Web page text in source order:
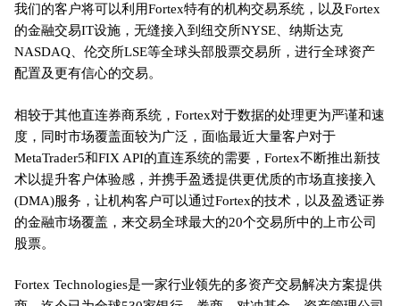
我们的客户将可以利用Fortex特有的机构交易系统，以及Fortex
的金融交易IT设施，无缝接入到纽交所NYSE、纳斯达克
NASDAQ、伦交所LSE等全球头部股票交易所，进行全球资产
配置及更有信心的交易。
相较于其他直连券商系统，Fortex对于数据的处理更为严谨和速
度，同时市场覆盖面较为广泛，面临最近大量客户对于
MetaTrader5和FIX API的直连系统的需要，Fortex不断推出新技
术以提升客户体验感，并携手盈透提供更优质的市场直接接入
(DMA)服务，让机构客户可以通过Fortex的技术，以及盈透证券
的金融市场覆盖，来交易全球最大的20个交易所中的上市公司
股票。
Fortex Technologies是一家行业领先的多资产交易解决方案提供